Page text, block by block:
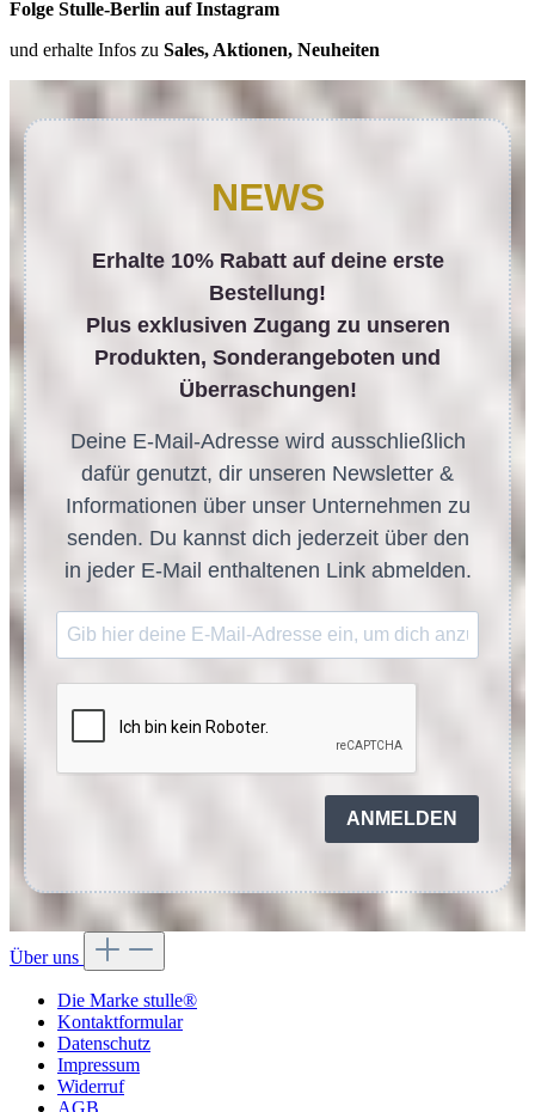
Folge Stulle-Berlin auf Instagram
und erhalte Infos zu Sales, Aktionen, Neuheiten
NEWS
Erhalte 10% Rabatt auf deine erste
Bestellung!
Plus exklusiven Zugang zu unseren
Produkten, Sonderangeboten und
Überraschungen!
Deine E-Mail-Adresse wird ausschließlich
dafür genutzt, dir unseren Newsletter &
Informationen über unser Unternehmen zu
senden. Du kannst dich jederzeit über den
in jeder E-Mail enthaltenen Link abmelden.
ANMELDEN
Über uns
Die Marke stulle®
Kontaktformular
Datenschutz
Impressum
Widerruf
AGB